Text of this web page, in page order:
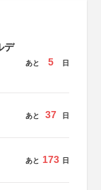
デ
あと 5 日
あと 37 日
あと 173 日